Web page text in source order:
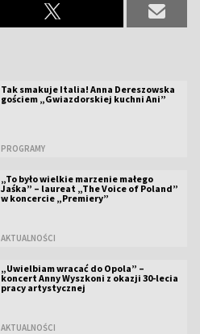
Tak smakuje Italia! Anna Dereszowska
gościem „Gwiazdorskiej kuchni Ani”
PROGRAMY
„To było wielkie marzenie małego
Jaśka” – laureat „The Voice of Poland”
w koncercie „Premiery”
AKTUALNOŚCI
„Uwielbiam wracać do Opola” –
koncert Anny Wyszkoni z okazji 30-lecia
pracy artystycznej
AKTUALNOŚCI